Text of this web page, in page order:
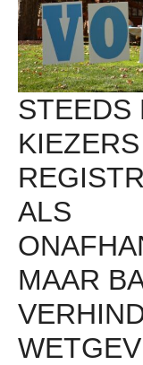
STEEDS
KIEZERS
ALS
MAAR